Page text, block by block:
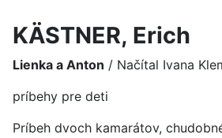
KÄSTNER, Erich
Lienka a Anton / Načítal Ivana
príbehy pre deti
Príbeh dvoch kamarátov,